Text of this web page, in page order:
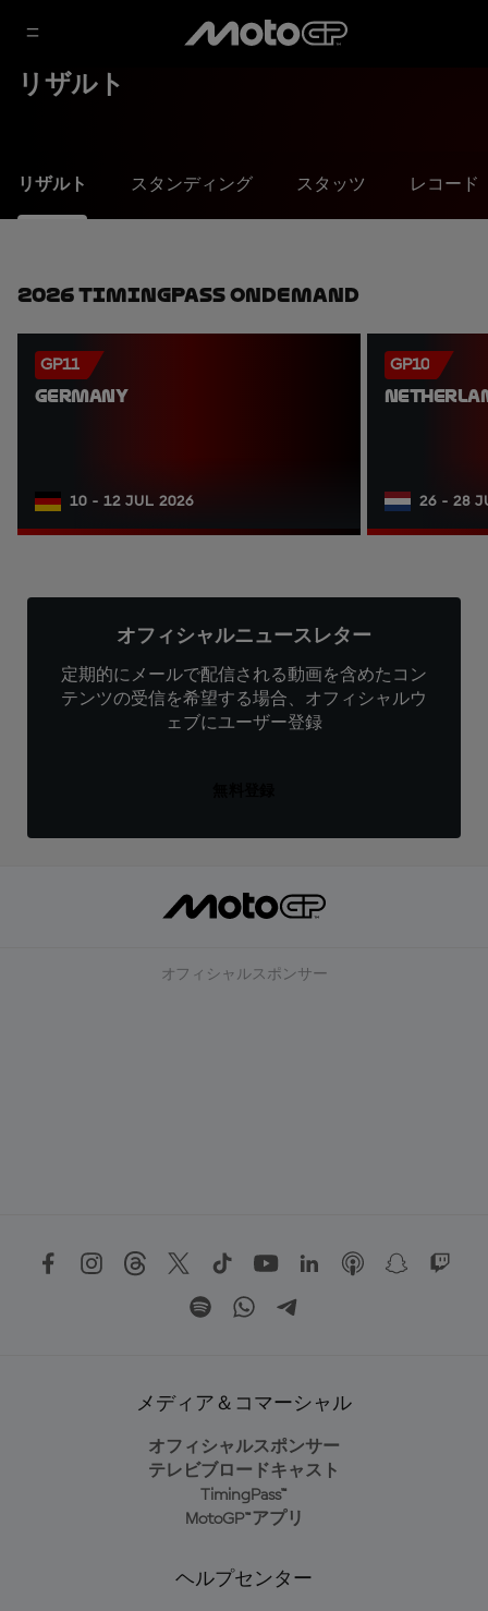
リザルト
リザルト スタンディング スタッツ レコード
2026 TimingPass OnDemand
GP11
GERMANY
10 - 12 JUL 2026
GP10
26 - 28
オフィシャルニュースレター
定期的にメールで配信される動画を含めたコン
テンツの受信を希望する場合、オフィシャルウ
ェブにユーザー登録
オフィシャルスポンサー
メディア＆コマーシャル
オフィシャルスポンサー
テレビブロードキャスト
TimingPass™
MotoGP™アプリ
ヘルプセンター